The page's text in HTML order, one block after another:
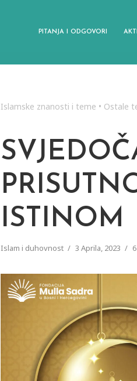
PITANJA I ODGOVORI
Islamske znanosti i teme • Ostale
ISTINOM
Islam i duhovnost 3 Aprila, 2023